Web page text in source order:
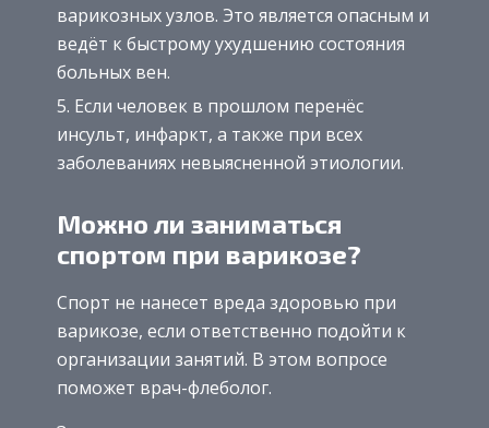
варикозных узлов. Это является опасным и
ведёт к быстрому ухудшению состояния
больных вен.
Если человек в прошлом перенёс
инсульт, инфаркт, а также при всех
заболеваниях невыясненной этиологии.
Можно ли заниматься
спортом при варикозе?
Спорт не нанесет вреда здоровью при
варикозе, если ответственно подойти к
организации занятий. В этом вопросе
поможет врач-флеболог.